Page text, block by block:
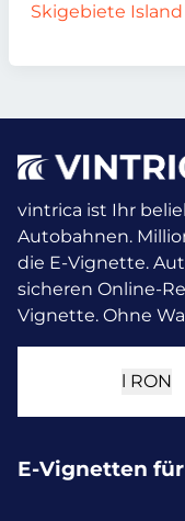
Skigebiete Island
vintrica ist Ihr
Autobahnen.
die E-Vignette.
sicheren Online-
Vignette. Ohne
l RON
E-Vignetten